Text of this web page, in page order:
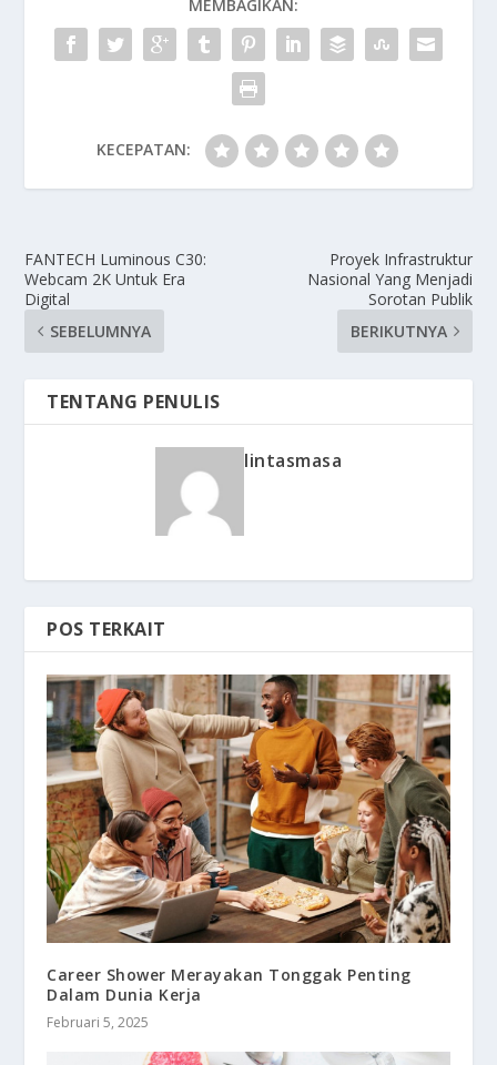
MEMBAGIKAN:
KECEPATAN:
FANTECH Luminous C30:
Webcam 2K Untuk Era
Digital
SEBELUMNYA
Proyek Infrastruktur
Nasional Yang Menjadi
Sorotan Publik
BERIKUTNYA
TENTANG PENULIS
lintasmasa
POS TERKAIT
Career Shower Merayakan Tonggak Penting
Dalam Dunia Kerja
Februari 5, 2025